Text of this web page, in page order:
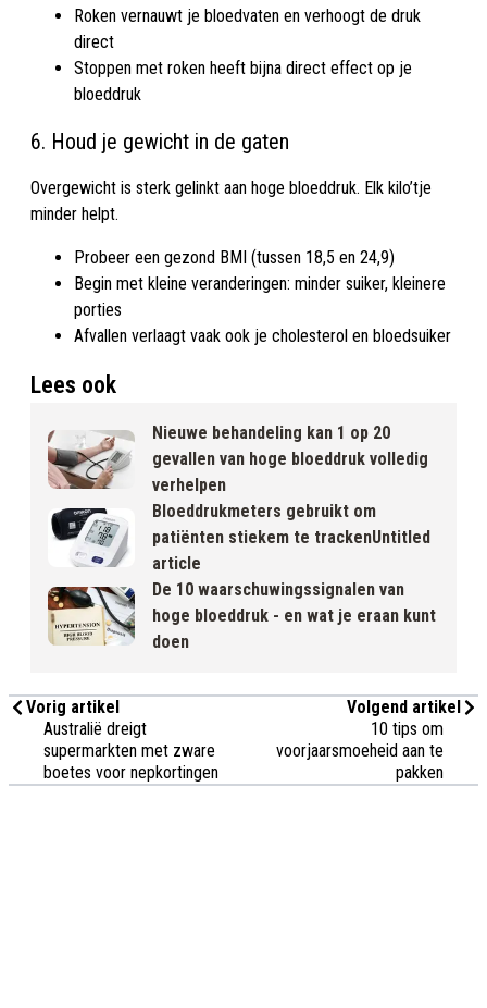
Roken vernauwt je bloedvaten en verhoogt de druk
direct
Stoppen met roken heeft bijna direct effect op je
bloeddruk
6. Houd je gewicht in de gaten
Overgewicht is sterk gelinkt aan hoge bloeddruk. Elk kilo’tje
minder helpt.
Probeer een gezond BMI (tussen 18,5 en 24,9)
Begin met kleine veranderingen: minder suiker, kleinere
porties
Afvallen verlaagt vaak ook je cholesterol en bloedsuiker
Lees ook
Nieuwe behandeling kan 1 op 20
gevallen van hoge bloeddruk volledig
verhelpen
Bloeddrukmeters gebruikt om
patiënten stiekem te trackenUntitled
article
De 10 waarschuwingssignalen van
hoge bloeddruk - en wat je eraan kunt
doen
Vorig artikel
Australië dreigt
supermarkten met zware
boetes voor nepkortingen
Volgend artikel
10 tips om
voorjaarsmoeheid aan te
pakken